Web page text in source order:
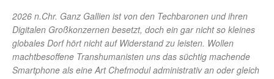
2026 n.Chr. Ganz Gallien ist von den Techbaronen und ihren
Digitalen Großkonzernen besetzt, doch ein gar nicht so kleines
globales Dorf hört nicht auf Widerstand zu leisten. Wollen
machtbesoffene Transhumanisten uns das süchtig machende
Smartphone als eine Art Chefmodul administrativ an oder gleich